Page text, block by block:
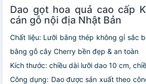
Dao gọt hoa quả cao cấp
cán gỗ nội địa Nhật Bản
Chất liệu: Lưỡi bằng thép không gỉ sắc
bằng gỗ cây Cherry bền đẹp & an toàn
Kích thước: chiều dài lưỡi dao 10 cm,
Công dụng: Dao được sản xuất theo